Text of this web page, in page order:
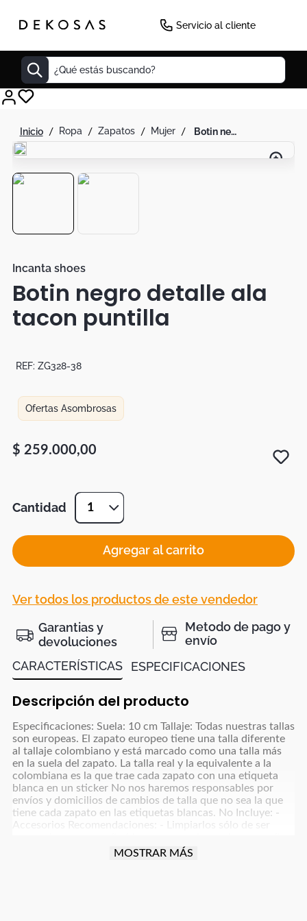
Servicio al cliente
¿Qué estás buscando?
ropa zapatos mujer botin negro detalle ala tacon puntilla
Incanta shoes
Botin negro detalle ala
tacon puntilla
REF: ZG328-38
Ofertas Asombrosas
$ 259.000,00
Cantidad 1
Agregar al carrito
Ver todos los productos de este vendedor
Garantias y
devoluciones
Metodo de pago y
envío
CARACTERÍSTICAS
ESPECIFICACIONES
Descripción del producto
Especificaciones: Suela: 10 cm Tallaje: Todas nuestras tallas
son europeas. El zapato europeo tiene una talla diferente
al tallaje colombiano y está marcado como una talla más
en la suela del zapato. La talla real y la equivalente a la
colombiana es la que trae cada zapato con una etiqueta
blanca en un sticker No nos haremos responsables por
envíos y domicilios de cambios de talla que no sea la que
tiene cada zapato en las etiquetas blancas. No Incluye: -
Accesorios Recomendaciones: - Limpiarlos sólo de ser
oscuro para colores café, azul oscuro, grises y negro y usar
MOSTRAR MÁS
Decoracion
Cuadro
Duvet
Botas